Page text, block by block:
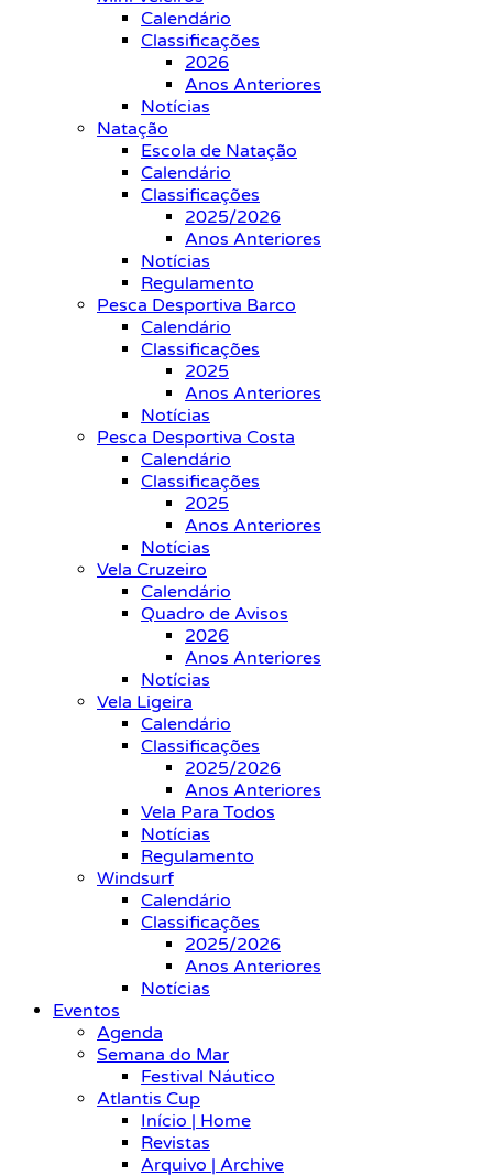
Calendário
Classificações
2026
Anos Anteriores
Notícias
Natação
Escola de Natação
Calendário
Classificações
2025/2026
Anos Anteriores
Notícias
Regulamento
Pesca Desportiva Barco
Calendário
Classificações
2025
Anos Anteriores
Notícias
Pesca Desportiva Costa
Calendário
Classificações
2025
Anos Anteriores
Notícias
Vela Cruzeiro
Calendário
Quadro de Avisos
2026
Anos Anteriores
Notícias
Vela Ligeira
Calendário
Classificações
2025/2026
Anos Anteriores
Vela Para Todos
Notícias
Regulamento
Windsurf
Calendário
Classificações
2025/2026
Anos Anteriores
Notícias
Eventos
Agenda
Semana do Mar
Festival Náutico
Atlantis Cup
Início | Home
Revistas
Arquivo | Archive